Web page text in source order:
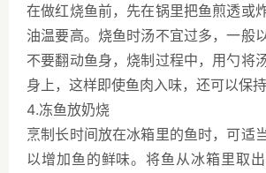
在做红烧鱼前，先在锅里把鱼煎透或
油温要高。烧鱼时汤不宜过多，一般
不要翻动鱼身，烧制过程中，用勺将
身上，这样即使鱼肉入味，还可以保持
4.冻鱼放奶烧
烹制长时间放在冰箱里的鱼时，可适
以增加鱼的鲜味。将鱼从冰箱里取